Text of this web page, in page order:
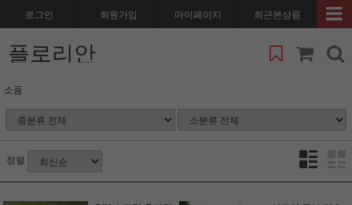
로그인 회원가입 마이페이지 최근본상품
플로리안
소품
정렬